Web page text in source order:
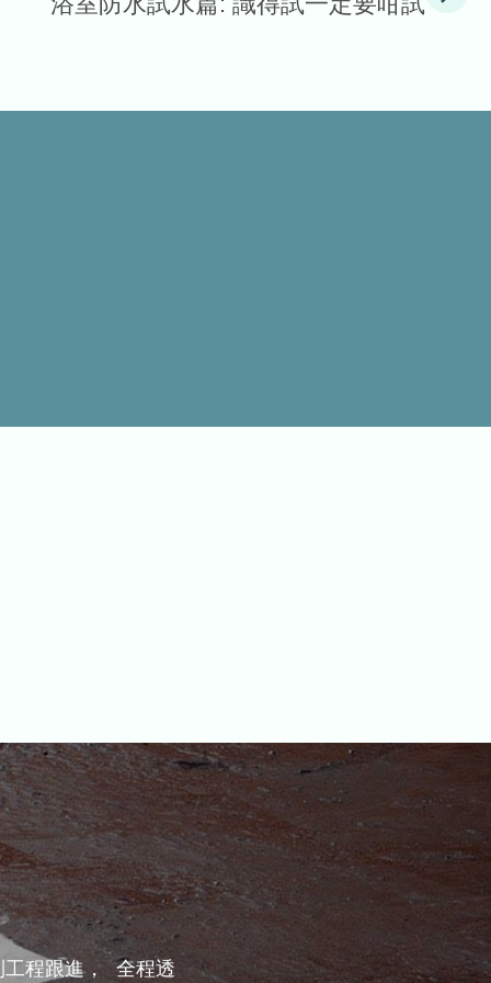
工程跟進， 全程透